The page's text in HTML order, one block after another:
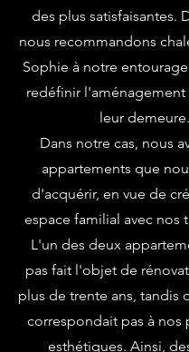
des plus satisfaisantes.
nous recommandons
Sophie à notre
redéfinir
leur demeure.
Dans notre cas, nous
appartements que
d'acquérir, en vue de
espace familial avec nos
L'un des deux
pas fait l'objet de
plus de trente ans, tandis
correspondait pas à nos
esthétiques. Ainsi,